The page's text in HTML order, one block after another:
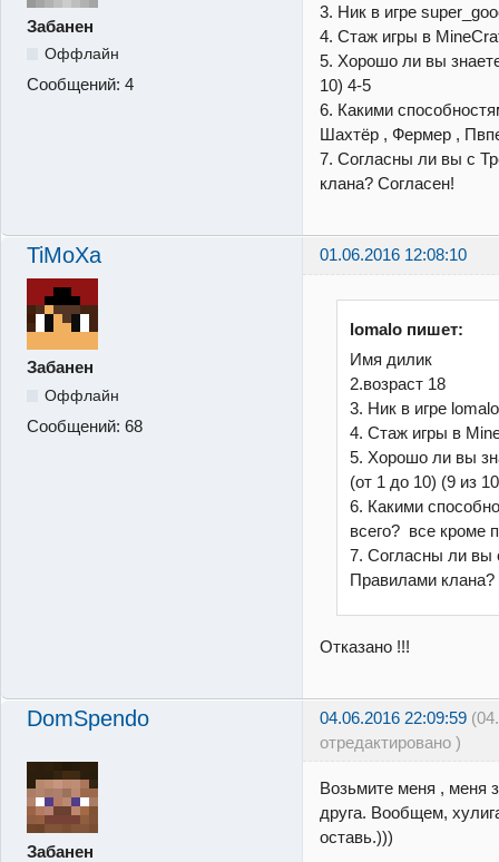
Забанен
Оффлайн
Сообщений: 4
3. Ник в игре
4. Стаж игры в
5. Хорошо ли вы
10) 4-5
6. Какими
Шахтёр , Фермер ,
7. Согласны ли вы с
клана? Согласен!
TiMoXa 01.06.2016 12:08:10
Забанен
Оффлайн
Сообщений: 68
lomalo пишет:
Имя дилик
2.возраст 18
3. Ник в игре lomalo
4. Стаж игры в
5. Хорошо ли вы
(от 1 до 10) (9 из
6. Какими
всего? все кроме
7. Согласны ли вы
Правилами клана?
Отказано !!!
DomSpendo 04.06.2016 22:09:59
отредактировано )
Забанен
Возьмите меня , меня
друга. Вообщем,
оставь.)))